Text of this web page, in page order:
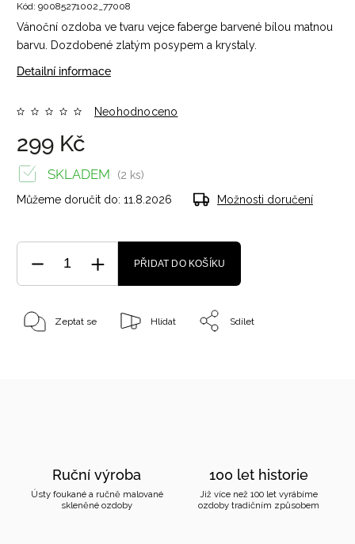
Kód: 90085271002_77008
Vánoční ozdoba ve tvaru vejce faberge barvené bílou matnou
barvu. Dozdobené zlatým posypem a krystaly.
Detailní informace
Neohodnoceno
299 Kč
SKLADEM
(2 ks)
Můžeme doručit do: 11.8.2026 Možnosti doručení
PŘIDAT DO KOŠÍKU
Zeptat se Hlídat Sdílet
Ruční výroba
Ústy foukané a ručně malované
skleněné ozdoby
100 let historie
Již více než 100 let vyrábíme
ozdoby tradičním způsobem